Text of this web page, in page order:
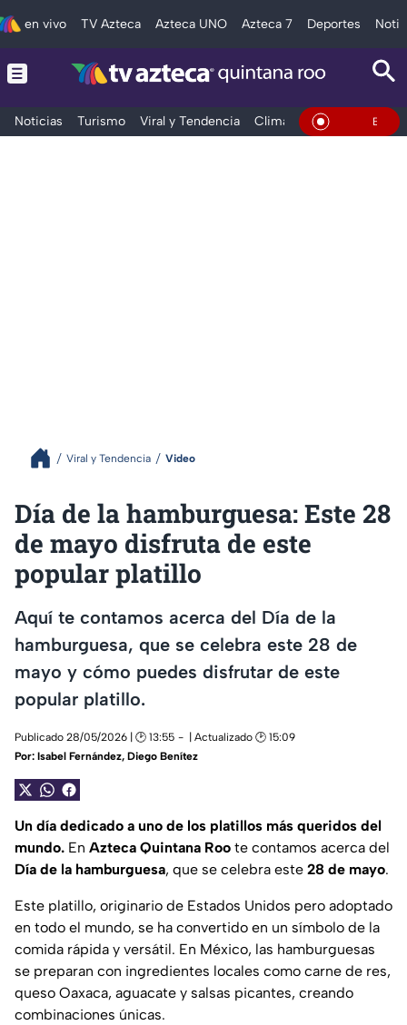
en vivo TV Azteca Azteca UNO Azteca 7 Deportes
Noticias Turismo Viral y Tendencia Clima Tráfico En Vivo
Viral y Tendencia Video
Día de la hamburguesa: Este 28
de mayo disfruta de este
popular platillo
Aquí te contamos acerca del Día de la
hamburguesa, que se celebra este 28 de
mayo y cómo puedes disfrutar de este
popular platillo.
Publicado 28/05/2026 | 🕑 13:55
| Actualizado 🕑 15:09
Por: Isabel Fernández, Diego Benítez
Un día dedicado a uno de los platillos más queridos del
mundo. En Azteca Quintana Roo te contamos acerca del
Día de la hamburguesa, que se celebra este 28 de mayo.
Este platillo, originario de Estados Unidos pero adoptado
en todo el mundo, se ha convertido en un símbolo de la
comida rápida y versátil. En México, las hamburguesas
se preparan con ingredientes locales como carne de res,
queso Oaxaca, aguacate y salsas picantes, creando
combinaciones únicas.